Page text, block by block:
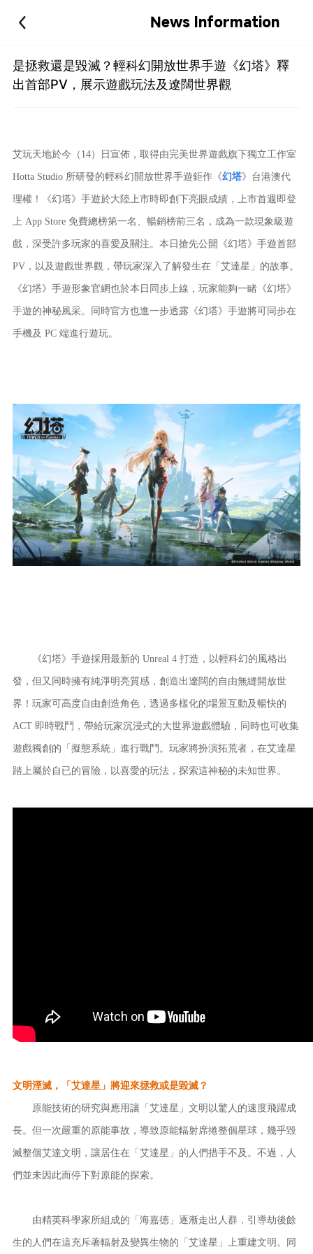
News Information
是拯救還是毀滅？輕科幻開放世界手遊《幻塔》釋
出首部PV，展示遊戲玩法及遼闊世界觀
艾玩天地於今（14）日宣佈，取得由完美世界遊戲旗下獨立工作室
Hotta Studio 所研發的輕科幻開放世界手遊鉅作《幻塔》台港澳代
理權！《幻塔》手遊於大陸上市時即創下亮眼成績，上市首週即登
上 App Store 免費總榜第一名、暢銷榜前三名，成為一款現象級遊
戲，深受許多玩家的喜愛及關注。本日搶先公開《幻塔》手遊首部
PV，以及遊戲世界觀，帶玩家深入了解發生在「艾達星」的故事。
《幻塔》手遊形象官網也於本日同步上線，玩家能夠一睹《幻塔》
手遊的神秘風采。同時官方也進一步透露《幻塔》手遊將可同步在
手機及 PC 端進行遊玩。
《幻塔》手遊採用最新的 Unreal 4 打造，以輕科幻的風格出
發，但又同時擁有純淨明亮質感，創造出遼闊的自由無縫開放世
界！玩家可高度自由創造角色，透過多樣化的場景互動及暢快的
ACT 即時戰鬥，帶給玩家沉浸式的大世界遊戲體驗，同時也可收集
遊戲獨創的「擬態系統」進行戰鬥。玩家將扮演拓荒者，在艾達星
踏上屬於自已的冒險，以喜愛的玩法，探索這神秘的未知世界。
文明湮滅，「艾達星」將迎來拯救或是毀滅？
原能技術的研究與應用讓「艾達星」文明以驚人的速度飛躍成
長。但一次嚴重的原能事故，導致原能輻射席捲整個星球，幾乎毀
滅整個艾達文明，讓居住在「艾達星」的人們措手不及。不過，人
們並未因此而停下對原能的探索。
由精英科學家所組成的「海嘉德」逐漸走出人群，引導劫後餘
生的人們在這充斥著輻射及變異生物的「艾達星」上重建文明。同